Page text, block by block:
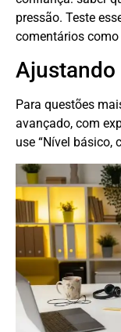
pressão. Teste
comentários como
Ajustando
Para questões
avançado, com
use “Nível básico,